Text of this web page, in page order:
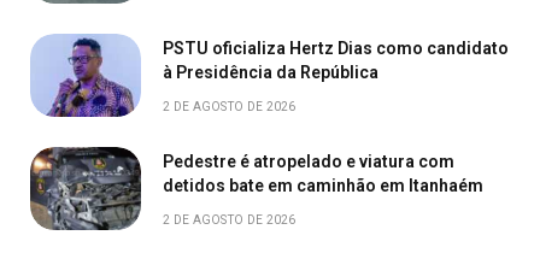
PSTU oficializa Hertz Dias como candidato
à Presidência da República
2 DE AGOSTO DE 2026
Pedestre é atropelado e viatura com
detidos bate em caminhão em Itanhaém
2 DE AGOSTO DE 2026